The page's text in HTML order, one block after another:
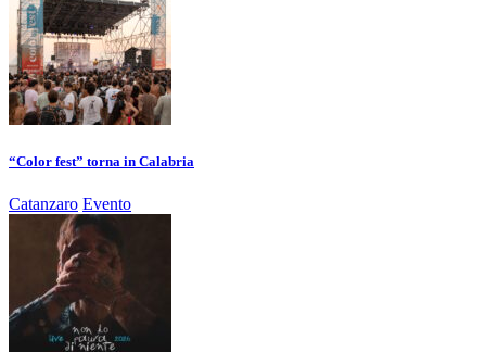
“Color fest” torna in Calabria
Catanzaro Evento